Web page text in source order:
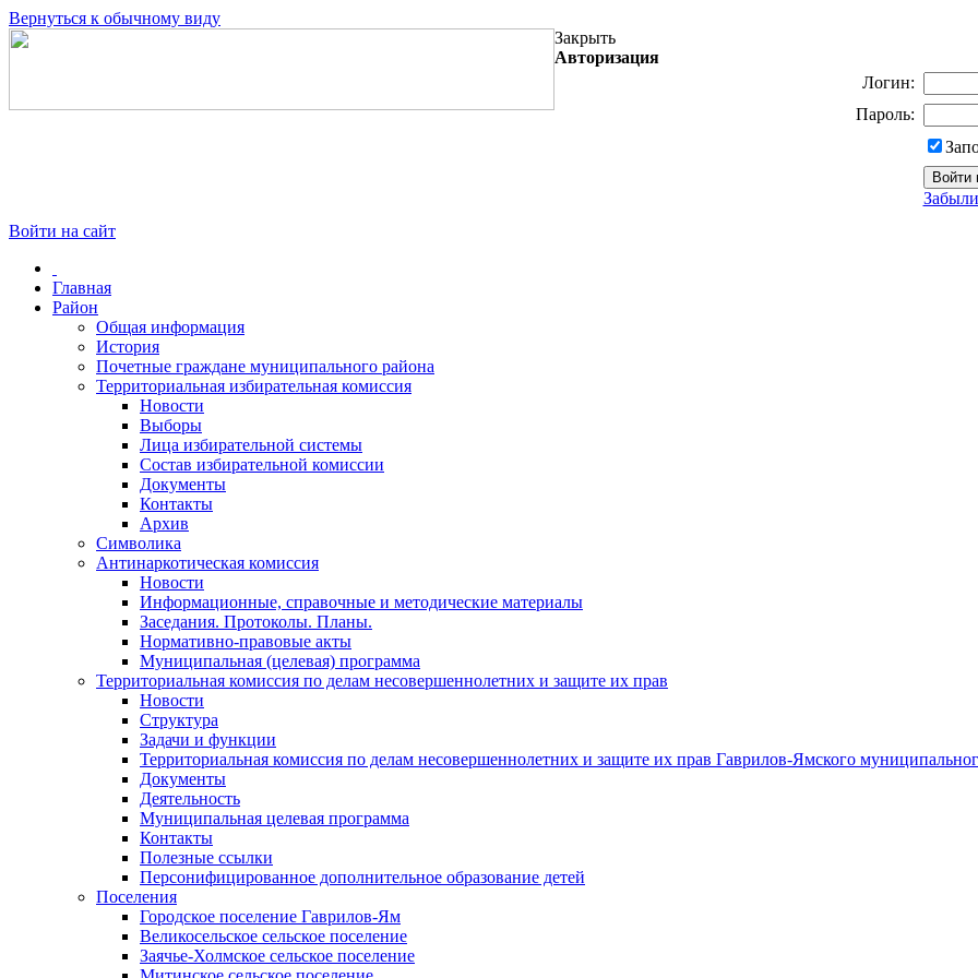
Вернуться к обычному виду
Закрыть
Авторизация
Логин:
Пароль:
Войти на сайт
Главная
Район
Общая информация
История
Почетные граждане муниципального района
Территориальная избирательная комиссия
Новости
Выборы
Лица избирательной системы
Состав избирательной комиссии
Документы
Контакты
Архив
Символика
Антинаркотическая комиссия
Новости
Информационные, справочные и методические материалы
Заседания. Протоколы. Планы.
Нормативно-правовые акты
Муниципальная (целевая) программа
Территориальная комиссия по делам несовершеннолетних и защите их прав
Новости
Структура
Задачи и функции
Территориальная комиссия по делам несовершеннолетних и защите их прав Гаврилов-Ямского
Документы
Деятельность
Муниципальная целевая программа
Контакты
Полезные ссылки
Персонифицированное дополнительное образование детей
Поселения
Городское поселение Гаврилов-Ям
Великосельское сельское поселение
Заячье-Холмское сельское поселение